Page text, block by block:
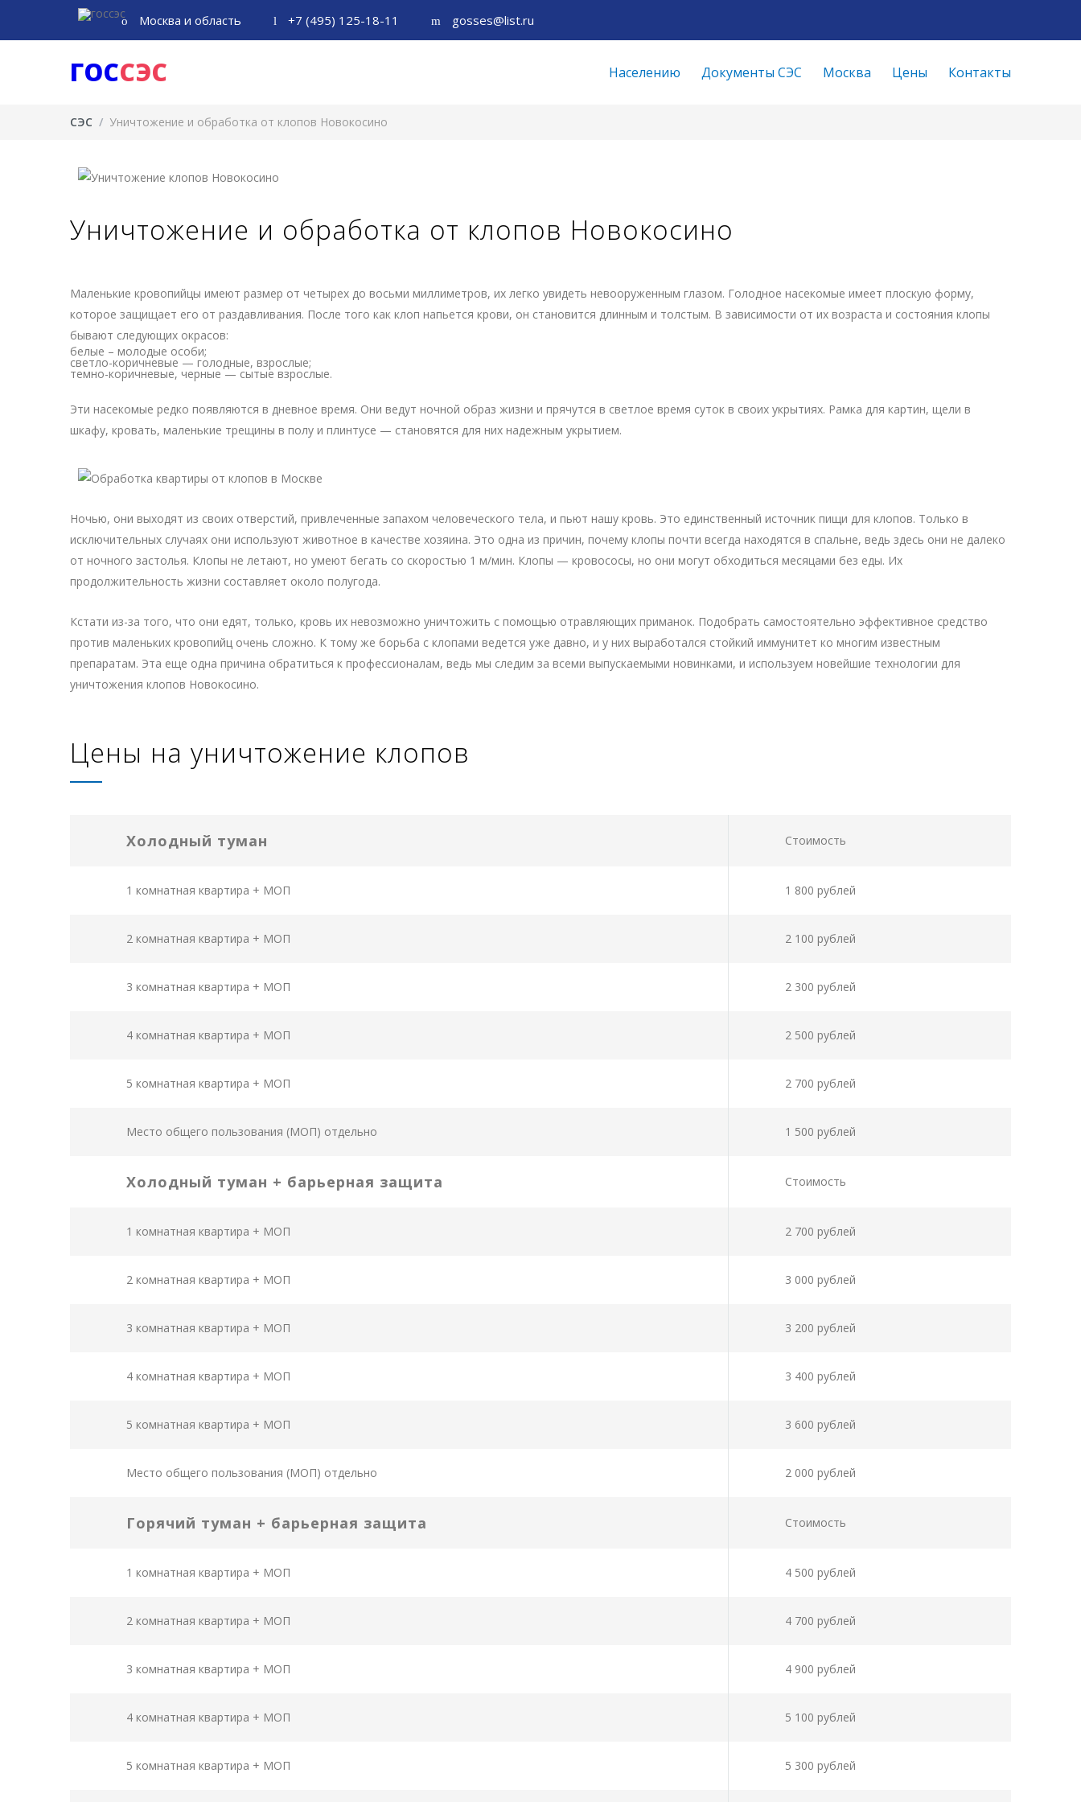
Москва и область +7 (495) 125-18-11 gosses@list.ru
ГОССЭС Населению Документы СЭС Москва Цены Контакты
СЭС / Уничтожение и обработка от клопов Новокосино
Уничтожение и обработка от клопов Новокосино
Маленькие кровопийцы имеют размер от четырех до восьми миллиметров, их легко увидеть невооруженным глазом. Голодное насекомые имеет плоскую форму,
которое защищает его от раздавливания. После того как клоп напьется крови, он становится длинным и толстым. В зависимости от их возраста и состояния клопы
бывают следующих окрасов:
белые – молодые особи;
светло-коричневые — голодные, взрослые;
темно-коричневые, черные — сытые взрослые.
Эти насекомые редко появляются в дневное время. Они ведут ночной образ жизни и прячутся в светлое время суток в своих укрытиях. Рамка для картин, щели в
шкафу, кровать, маленькие трещины в полу и плинтусе — становятся для них надежным укрытием.
Ночью, они выходят из своих отверстий, привлеченные запахом человеческого тела, и пьют нашу кровь. Это единственный источник пищи для клопов. Только в
исключительных случаях они используют животное в качестве хозяина. Это одна из причин, почему клопы почти всегда находятся в спальне, ведь здесь они не далеко
от ночного застолья. Клопы не летают, но умеют бегать со скоростью 1 м/мин. Клопы — кровососы, но они могут обходиться месяцами без еды. Их
продолжительность жизни составляет около полугода.
Кстати из-за того, что они едят, только, кровь их невозможно уничтожить с помощью отравляющих приманок. Подобрать самостоятельно эффективное средство
против маленьких кровопийц очень сложно. К тому же борьба с клопами ведется уже давно, и у них выработался стойкий иммунитет ко многим известным
препаратам. Эта еще одна причина обратиться к профессионалам, ведь мы следим за всеми выпускаемыми новинками, и используем новейшие технологии для
уничтожения клопов Новокосино.
Цены на уничтожение клопов
Холодный туман Стоимость
1 комнатная квартира + МОП 1 800 рублей
2 комнатная квартира + МОП 2 100 рублей
3 комнатная квартира + МОП 2 300 рублей
4 комнатная квартира + МОП 2 500 рублей
5 комнатная квартира + МОП 2 700 рублей
Место общего пользования (МОП) отдельно 1 500 рублей
Холодный туман + барьерная защита Стоимость
1 комнатная квартира + МОП 2 700 рублей
2 комнатная квартира + МОП 3 000 рублей
3 комнатная квартира + МОП 3 200 рублей
4 комнатная квартира + МОП 3 400 рублей
5 комнатная квартира + МОП 3 600 рублей
Место общего пользования (МОП) отдельно 2 000 рублей
Горячий туман + барьерная защита Стоимость
1 комнатная квартира + МОП 4 500 рублей
2 комнатная квартира + МОП 4 700 рублей
3 комнатная квартира + МОП 4 900 рублей
4 комнатная квартира + МОП 5 100 рублей
5 комнатная квартира + МОП 5 300 рублей